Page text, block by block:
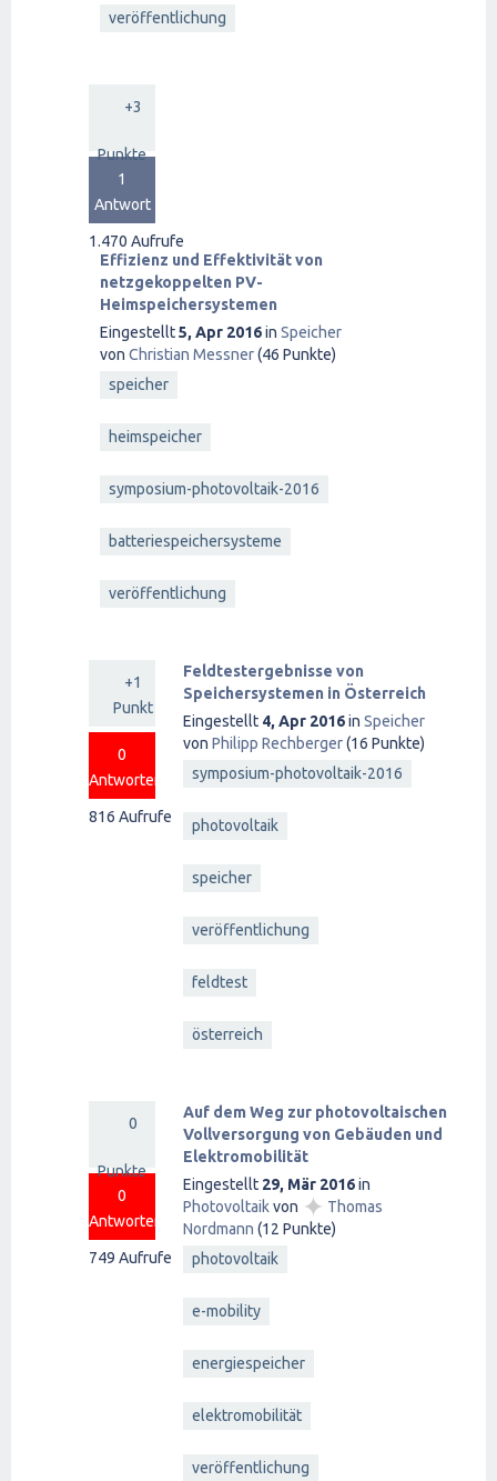
veröffentlichung
+3
Punkte
1
Antwort
1.470 Aufrufe
Effizienz und Effektivität von
netzgekoppelten PV-
Heimspeichersystemen
Eingestellt5, Apr 2016in Speicher
von Christian Messner(46 Punkte)
speicher
heimspeicher
symposium-photovoltaik-2016
batteriespeichersysteme
veröffentlichung
+1
Punkt
0
Antworten
816 Aufrufe
Feldtestergebnisse von
Speichersystemen in Österreich
Eingestellt 4, Apr 2016in Speicher
von Philipp Rechberger(16 Punkte)
symposium-photovoltaik-2016
photovoltaik
speicher
veröffentlichung
feldtest
österreich
0
Punkte
0
Antworten
749 Aufrufe
Auf dem Weg zur photovoltaischen
Vollversorgung von Gebäuden und
Elektromobilität
Eingestellt 29, Mär 2016in
Photovoltaikvon ✦ Thomas
Nordmann (12 Punkte)
photovoltaik
e-mobility
energiespeicher
elektromobilität
veröffentlichung